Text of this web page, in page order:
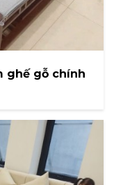
ghế gỗ chính